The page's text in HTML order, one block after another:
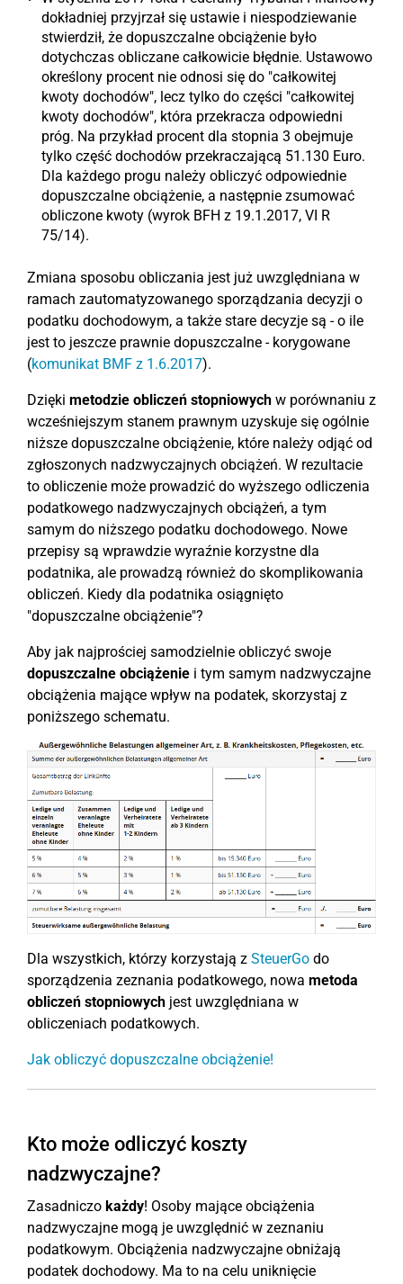
dokładniej przyjrzał się ustawie i niespodziewanie
stwierdził, że dopuszczalne obciążenie było
dotychczas obliczane całkowicie błędnie. Ustawowo
określony procent nie odnosi się do "całkowitej
kwoty dochodów", lecz tylko do części "całkowitej
kwoty dochodów", która przekracza odpowiedni
próg. Na przykład procent dla stopnia 3 obejmuje
tylko część dochodów przekraczającą 51.130 Euro.
Dla każdego progu należy obliczyć odpowiednie
dopuszczalne obciążenie, a następnie zsumować
obliczone kwoty (wyrok BFH z 19.1.2017, VI R
75/14).
Zmiana sposobu obliczania jest już uwzględniana w
ramach zautomatyzowanego sporządzania decyzji o
podatku dochodowym, a także stare decyzje są - o ile
jest to jeszcze prawnie dopuszczalne - korygowane
(komunikat BMF z 1.6.2017).
Dzięki metodzie obliczeń stopniowych w porównaniu z
wcześniejszym stanem prawnym uzyskuje się ogólnie
niższe dopuszczalne obciążenie, które należy odjąć od
zgłoszonych nadzwyczajnych obciążeń. W rezultacie
to obliczenie może prowadzić do wyższego odliczenia
podatkowego nadzwyczajnych obciążeń, a tym
samym do niższego podatku dochodowego. Nowe
przepisy są wprawdzie wyraźnie korzystne dla
podatnika, ale prowadzą również do skomplikowania
obliczeń. Kiedy dla podatnika osiągnięto
"dopuszczalne obciążenie"?
Aby jak najprościej samodzielnie obliczyć swoje
dopuszczalne obciążenie i tym samym nadzwyczajne
obciążenia mające wpływ na podatek, skorzystaj z
poniższego schematu.
Dla wszystkich, którzy korzystają z SteuerGo do
sporządzenia zeznania podatkowego, nowa metoda
obliczeń stopniowych jest uwzględniana w
obliczeniach podatkowych.
Jak obliczyć dopuszczalne obciążenie!
Kto może odliczyć koszty
nadzwyczajne?
Zasadniczo każdy! Osoby mające obciążenia
nadzwyczajne mogą je uwzględnić w zeznaniu
podatkowym. Obciążenia nadzwyczajne obniżają
podatek dochodowy. Ma to na celu uniknięcie